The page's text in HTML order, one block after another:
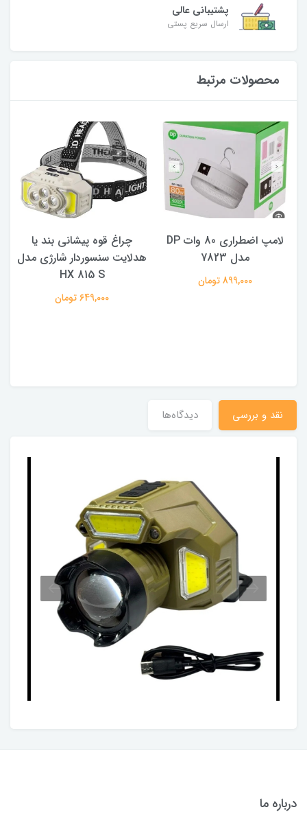
پشتیبانی عالی
ارسال سریع پستی
محصولات مرتبط
لامپ اضطراری 80 وات DP
مدل 7823
899,000 تومان
چراغ قوه پیشانی بند یا
هدلایت سنسوردار شارژی مدل
HX 815 S
649,000 تومان
نقد و بررسی دیدگاه‌ها
درباره ما